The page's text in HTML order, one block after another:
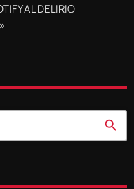
AL DELIRIO
search